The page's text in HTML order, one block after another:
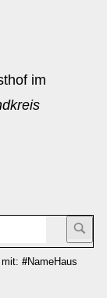
im
mit:#NameHaus